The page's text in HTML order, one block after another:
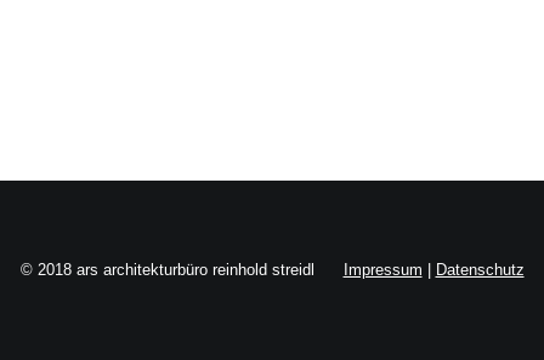
© 2018 ars architekturbüro reinhold streidl Impressum Datenschutz